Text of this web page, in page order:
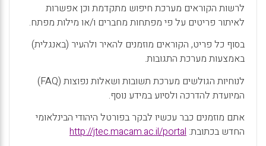
לרשות הקוראים מערכת חיפוש מתקדמת וכן אפשרות
לאיתור פריטים על פי מפתחות מחברים ו/או מילות מפתח.
בסוף כל פריט, הקוראים מוזמנים להאיר ולהעיר (באנגלית)
באמצעות מערכת התגובות.
לנוחיות הגולשים מערכת תשובות ושאלות נפוצות (FAQ
)
המיועדת להדרכה ולסיוע במידע נוסף.
אתם מוזמנים כבר עכשיו לבקר בפורטל היהודי הבינלאומי
החדש בכתובת: http://jtec.macam.ac.il/portal